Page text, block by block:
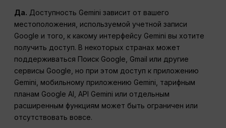
Да. Доступность Gemini зависит от вашего
местоположения, используемой учетной записи
Google и того, к какому интерфейсу Gemini вы хотите
получить доступ. В некоторых странах может
поддерживаться Поиск Google, Gmail или другие
сервисы Google, но при этом доступ к приложению
Gemini, мобильному приложению Gemini, тарифным
планам Google AI, API Gemini или отдельным
расширенным функциям может быть ограничен или
отсутствовать вовсе.